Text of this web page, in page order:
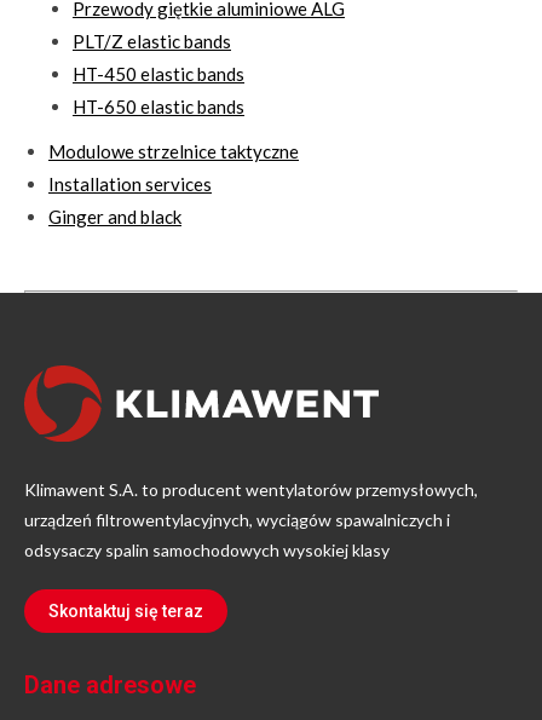
Przewody giętkie aluminiowe ALG
PLT/Z elastic bands
HT-450 elastic bands
HT-650 elastic bands
Modulowe strzelnice taktyczne
Installation services
Ginger and black
Klimawent S.A. to producent wentylatorów przemysłowych,
urządzeń filtrowentylacyjnych, wyciągów spawalniczych i
odsysaczy spalin samochodowych wysokiej klasy
Skontaktuj się teraz
Dane adresowe